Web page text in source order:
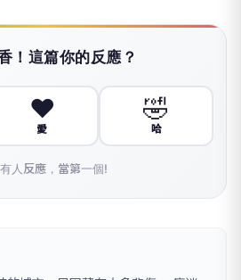
！這篇你的反應？
❤️
愛
🤣
哈
人反應，當第一個!